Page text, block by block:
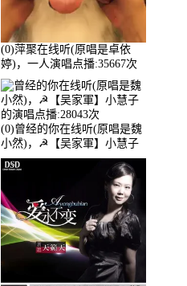
(0)萍聚在线听(原唱是卓依
婷)，一人演唱点播:35667次
(0)曾经的你在线听(原唱是魏
小然)，☭【吴家軍】小慧子
的演唱点播:28043次